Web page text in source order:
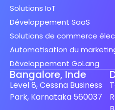
Solutions IoT
Développement SaaS
Solutions de commerce
Automatisation du
Développement GoLang
Bangalore, Inde
Level 8, Cessna Business
Park, Karnataka 560037